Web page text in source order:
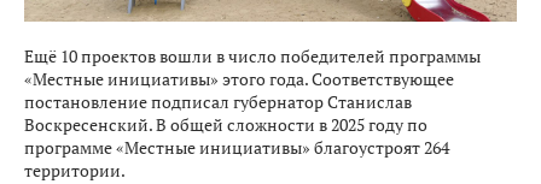
Ещё 10 проектов вошли в число победителей программы
«Местные инициативы» этого года. Соответствующее
постановление подписал губернатор Станислав
Воскресенский. В общей сложности в 2025 году по
программе «Местные инициативы» благоустроят 264
территории.